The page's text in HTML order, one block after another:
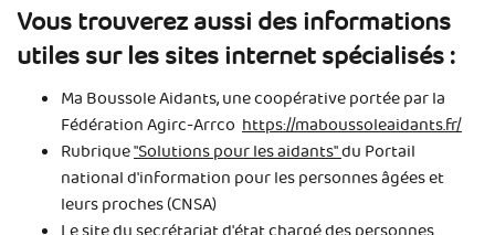
Vous trouverez aussi des informations
utiles sur les sites internet spécialisés :
Ma Boussole Aidants, une coopérative portée par la
Fédération Agirc-Arrco https://maboussoleaidants.fr/
Rubrique"Solutions pour les aidants"du Portail
national d'information pour les personnes âgées et
leurs proches (CNSA)